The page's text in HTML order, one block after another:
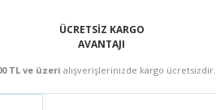
ÜCRETSİZ KARGO
AVANTAJI
TL ve üzeri alışverişlerinizde kargo ücretsizdir.